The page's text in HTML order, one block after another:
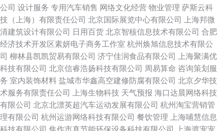
公司 设计服务 专用汽车销售 网络文化经营 物业管理 萨斯云科
技（上海）有限责任公司 北京国际展览中心有限公司
上海邦微
清建筑设计有限公司
日用百货 北京智核信息技术有限公司 合肥
经济技术开发区素妍电子商务工作室 杭州焕旭信息技术有限公
司 柳林县凯凯贸易有限公司 济宁佳润食品有限公司
上海聚满优
科技有限公司 北京信睿浩扬科技有限公司 周易算命 咨询策划服
务 室内装饰材料 盐城市华鑫高空建修防腐有限公司 北京夕华技
术服务有限责任公司
上海生物科技 天气预报 海口达晨网络科技
有限公司 北京北漂英超汽车运动发展有限公司 杭州淘宝营销管
理有限公司 杭州运游网络科技有限公司 餐饮管理
上海哺慧信息
科技有限公司 焦作市真节能环保设备科技有限公司 上海渡宠宠